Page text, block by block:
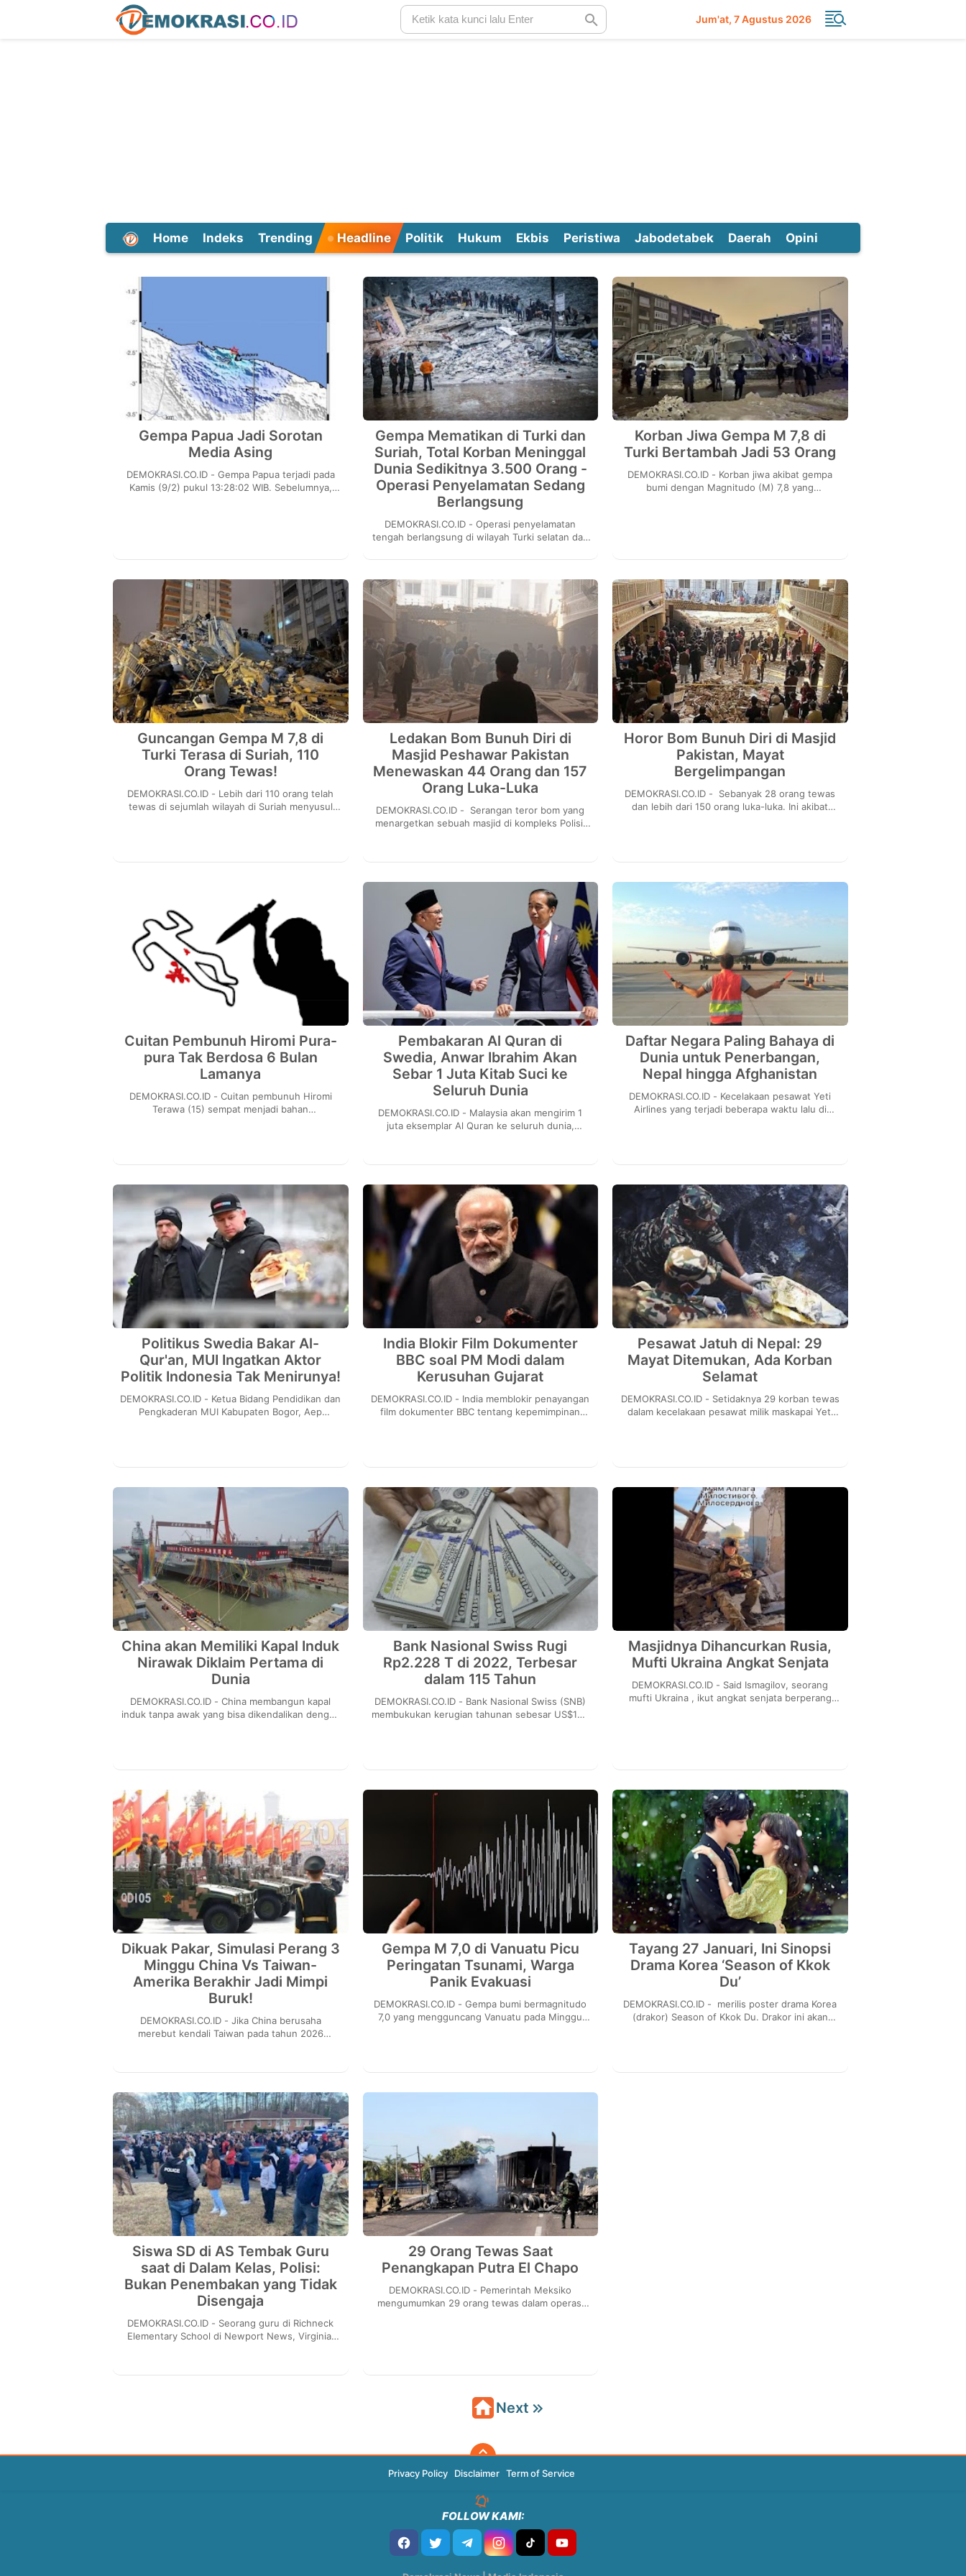
Jum'at 7 Agustus 2026
Home Indeks Trending Headline Politik Hukum Ekbis Peristiwa Jabodetabek Daerah Opini
Gempa Papua Jadi Sorotan
Media Asing
DEMOKRASI.CO.ID - Gempa Papua terjadi pada
Kamis (9/2) pukul 13:28:02 WIB. Sebelumnya,
Gempa Mematikan di Turki dan
Suriah, Total Korban Meninggal
Dunia Sedikitnya 3.500 Orang -
Operasi Penyelamatan Sedang
Berlangsung
DEMOKRASI.CO.ID - Operasi penyelamatan
tengah berlangsung di wilayah Turki selatan dan
menye...
Korban Jiwa Gempa M 7,8 di
Turki Bertambah Jadi 53 Orang
DEMOKRASI.CO.ID - Korban jiwa akibat gempa
bumi dengan Magnitudo (M) 7,8 yang
Guncangan Gempa M 7,8 di
Turki Terasa di Suriah, 110
Orang Tewas!
DEMOKRASI.CO.ID - Lebih dari 110 orang telah
tewas di sejumlah wilayah di Suriah menyusul
Ledakan Bom Bunuh Diri di
Masjid Peshawar Pakistan
Menewaskan 44 Orang dan 157
Orang Luka-Luka
DEMOKRASI.CO.ID - Serangan teror bom yang
menargetkan sebuah masjid di kompleks Polisi,
Horor Bom Bunuh Diri di Masjid
Pakistan, Mayat
Bergelimpangan
DEMOKRASI.CO.ID - Sebanyak 28 orang tewas
dan lebih dari 150 orang luka-luka. Ini akibat
Cuitan Pembunuh Hiromi Pura-
pura Tak Berdosa 6 Bulan
Lamanya
DEMOKRASI.CO.ID - Cuitan pembunuh Hiromi
Terawa (15) sempat menjadi bahan
Pembakaran Al Quran di
Swedia, Anwar Ibrahim Akan
Sebar 1 Juta Kitab Suci ke
Seluruh Dunia
DEMOKRASI.CO.ID - Malaysia akan mengirim 1
juta eksemplar Al Quran ke seluruh dunia,
Daftar Negara Paling Bahaya di
Dunia untuk Penerbangan,
Nepal hingga Afghanistan
DEMOKRASI.CO.ID - Kecelakaan pesawat Yeti
Airlines yang terjadi beberapa waktu lalu di
Politikus Swedia Bakar Al-
Qur'an, MUI Ingatkan Aktor
Politik Indonesia Tak Menirunya!
DEMOKRASI.CO.ID - Ketua Bidang Pendidikan dan
Pengkaderan MUI Kabupaten Bogor, Aep
India Blokir Film Dokumenter
BBC soal PM Modi dalam
Kerusuhan Gujarat
DEMOKRASI.CO.ID - India memblokir penayangan
film dokumenter BBC tentang kepemimpinan
Pesawat Jatuh di Nepal: 29
Mayat Ditemukan, Ada Korban
Selamat
DEMOKRASI.CO.ID - Setidaknya 29 korban tewas
dalam kecelakaan pesawat milik maskapai Yeti
China akan Memiliki Kapal Induk
Nirawak Diklaim Pertama di
Dunia
DEMOKRASI.CO.ID - China membangun kapal
induk tanpa awak yang bisa dikendalikan dengan
Bank Nasional Swiss Rugi
Rp2.228 T di 2022, Terbesar
dalam 115 Tahun
DEMOKRASI.CO.ID - Bank Nasional Swiss (SNB)
membukukan kerugian tahunan sebesar US$143
Masjidnya Dihancurkan Rusia,
Mufti Ukraina Angkat Senjata
DEMOKRASI.CO.ID - Said Ismagilov, seorang
mufti Ukraina , ikut angkat senjata berperang
Dikuak Pakar, Simulasi Perang 3
Minggu China Vs Taiwan-
Amerika Berakhir Jadi Mimpi
Buruk!
DEMOKRASI.CO.ID - Jika China berusaha
merebut kendali Taiwan pada tahun 2026
Gempa M 7,0 di Vanuatu Picu
Peringatan Tsunami, Warga
Panik Evakuasi
DEMOKRASI.CO.ID - Gempa bumi bermagnitudo
7,0 yang mengguncang Vanuatu pada Minggu
Tayang 27 Januari, Ini Sinopsi
Drama Korea ‘Season of Kkok
Du’
DEMOKRASI.CO.ID - merilis poster drama Korea
(drakor) Season of Kkok Du. Drakor ini akan
Siswa SD di AS Tembak Guru
saat di Dalam Kelas, Polisi:
Bukan Penembakan yang Tidak
Disengaja
DEMOKRASI.CO.ID - Seorang guru di Richneck
Elementary School di Newport News, Virginia,
29 Orang Tewas Saat
Penangkapan Putra El Chapo
DEMOKRASI.CO.ID - Pemerintah Meksiko
mengumumkan 29 orang tewas dalam operasi
Next
Privacy Policy Disclaimer Term of Service
FOLLOW KAMI: